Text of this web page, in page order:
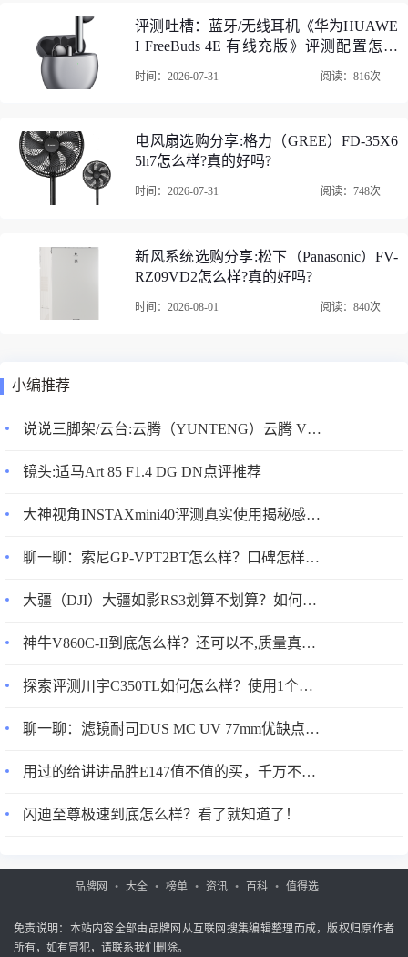
评测吐槽：蓝牙/无线耳机《华为HUAWE
I FreeBuds 4E 有线充版》评测配置怎么
时间：2026-07-31 阅读：816次
电风扇选购分享:格力（GREE）FD-35X6
5h7怎么样?真的好吗?
时间：2026-07-31 阅读：748次
新风系统选购分享:松下（Panasonic）FV-
RZ09VD2怎么样?真的好吗?
时间：2026-08-01 阅读：840次
小编推荐
说说三脚架/云台:云腾（YUNTENG）云腾 VCT-999真的好吗?配置怎么样？
镜头:适马Art 85 F1.4 DG DN点评推荐
大神视角INSTAXmini40评测真实使用揭秘感觉差不差呢？
聊一聊：索尼GP-VPT2BT怎么样？口碑怎样？吐槽两个月感受告知！
大疆（DJI）大疆如影RS3划算不划算？如何怎么样？真实情况分享！
神牛V860C-II到底怎么样？还可以不,质量真的好？
探索评测川宇C350TL如何怎么样？使用1个月感受！
聊一聊：滤镜耐司DUS MC UV 77mm优缺点如何？
用过的给讲讲品胜E147值不值的买，千万不要被表面评价给骗了？
闪迪至尊极速到底怎么样？看了就知道了！
品牌网 大全 榜单 资讯 百科 值得选
免责说明：本站内容全部由品牌网从互联网搜集编辑整理而成，版权归原作者
所有，如有冒犯，请联系我们删除。